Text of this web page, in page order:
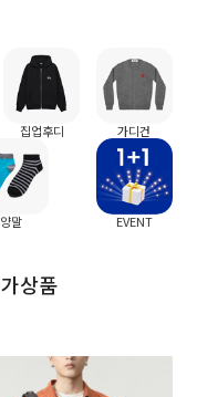
집업후디 가디건
양말 EVENT
상품